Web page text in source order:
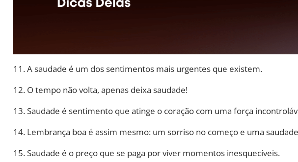
11. A saudade é um dos sentimentos mais urgentes que existem.
12. O tempo não volta, apenas deixa saudade!
13. Saudade é sentimento que atinge o coração com uma força
14. Lembrança boa é assim mesmo: um sorriso no começo e uma
15. Saudade é o preço que se paga por viver momentos inesquecíveis.